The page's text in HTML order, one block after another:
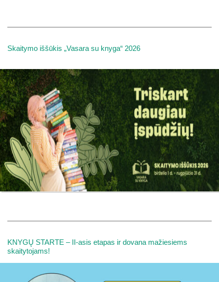
Skaitymo iššūkis „Vasara su knyga“ 2026
KNYGŲ STARTE – II-asis etapas ir dovana mažiesiems
skaitytojams!